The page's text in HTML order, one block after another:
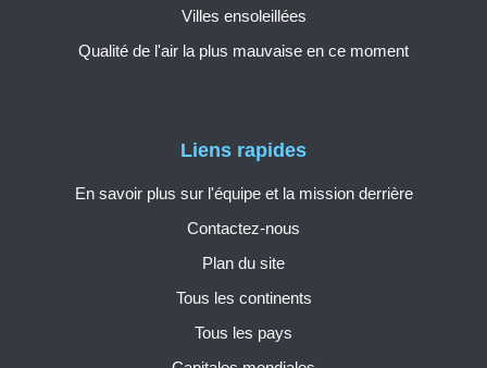
Liens rapides
En savoir plus sur l'équipe et la mission derrière
Contactez-nous
Plan du site
Tous les continents
Tous les pays
Villes ensoleillées
Qualité de l'air la plus mauvaise en ce moment